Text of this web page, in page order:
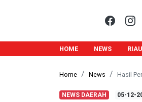
HOME NEWS RIAU
Home News Hasil
NEWS DAERAH 05-12-